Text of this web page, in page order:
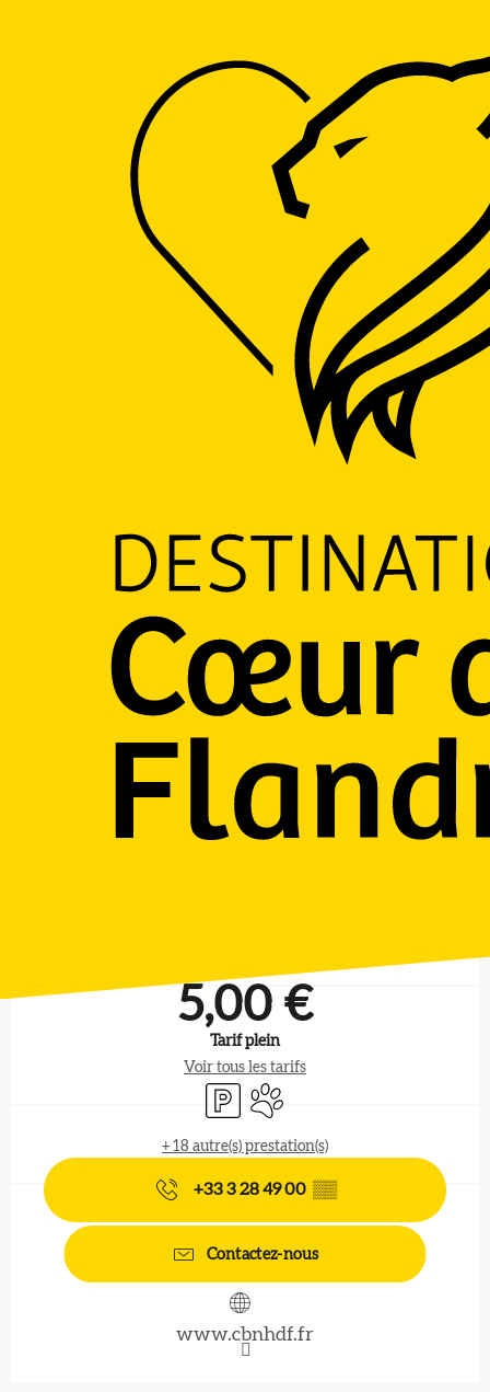
LOGO
Conservatoire botanique national des Hauts-de-France
PARC
JARDIN BOTANIQUE
JARDIN D'AGRÉMENT
Hameau de Haendries, 59270 Bailleul
Ajouter aux favoris
5,00 €
Tarif plein
Voir tous les tarifs
ParkingAnimaux acceptés
+ 18 autre(s) prestation(s)
+33 3 28 49 00 ▒▒
Contactez-nous
www.cbnhdf.fr